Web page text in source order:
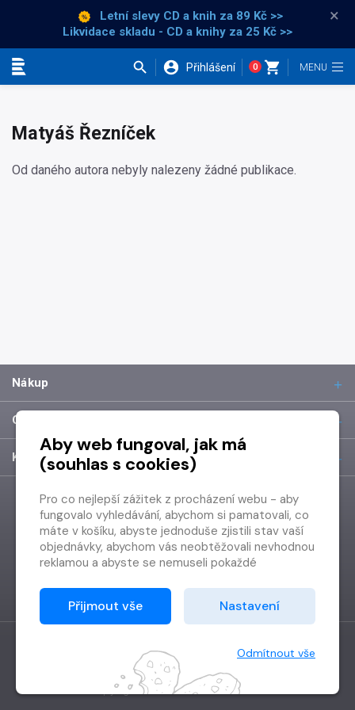
Letní slevy CD a knih za 89 Kč >>
Likvidace skladu - CD a knihy za 25 Kč >>
×
Přihlášení 0
Matyáš Řezníček
Od daného autora nebyly nalezeny žádné publikace.
Nákup
O společnosti
Kontakt
Vytvořilo Grand IT s.r.o.
Copyright © 2026 Radioservis a.s.
Aby web fungoval, jak má
(souhlas s cookies)
Pro co nejlepší zážitek z procházení webu - aby
fungovalo vyhledávání, abychom si pamatovali, co
máte v košíku, abyste jednoduše zjistili stav vaší
objednávky, abychom vás neobtěžovali nevhodnou
reklamou a abyste se nemuseli pokaždé
Proto od vás potřebujeme souhlas se
zpracováním souborů cookies
Děkujeme, že nám ho dáte a pomůžete nám tak
Přijmout vše Nastavení
Odmítnout vše